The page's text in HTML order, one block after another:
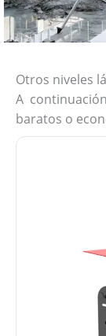
Otros niveles
A
baratos o